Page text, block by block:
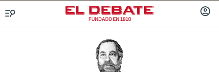
FUNDADO EN 1910